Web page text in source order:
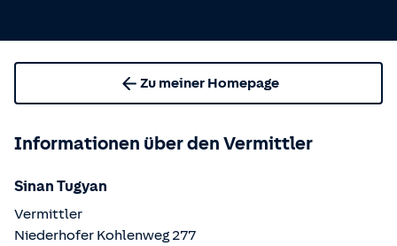
Zu meiner Homepage
Informationen über den Vermittler
Sinan Tugyan
Vermittler
Niederhofer Kohlenweg 277